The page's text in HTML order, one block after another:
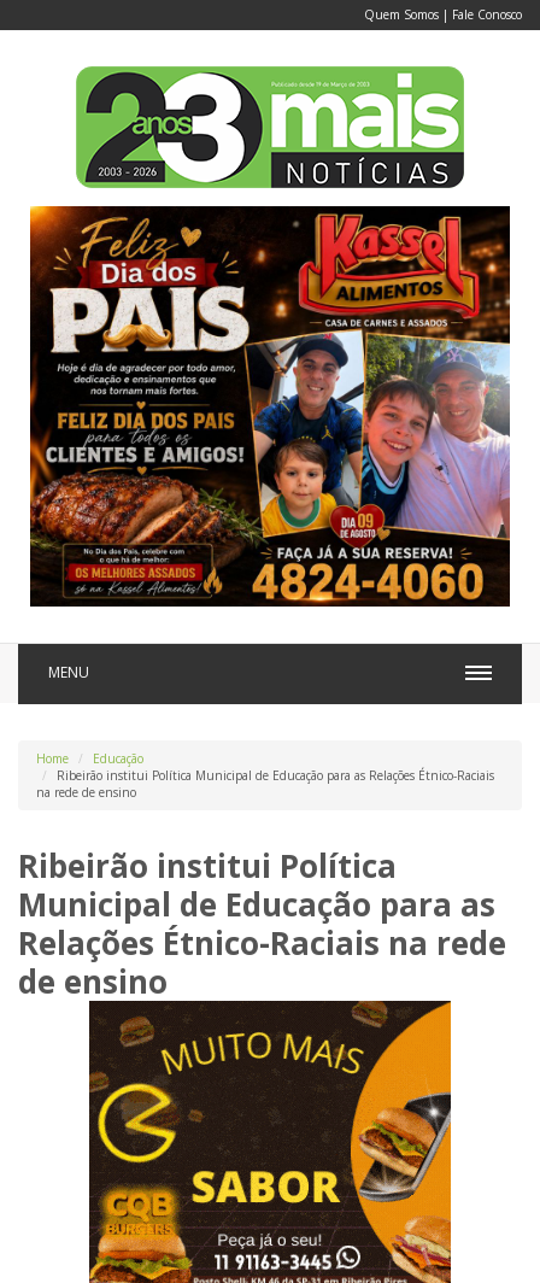
Quem Somos | Fale Conosco
MENU
Home
Educação
Ribeirão institui Política Municipal de Educação para as Relações Étnico-Raciais
na rede de ensino
Ribeirão institui Política
Municipal de Educação para as
Relações Étnico-Raciais na rede
de ensino